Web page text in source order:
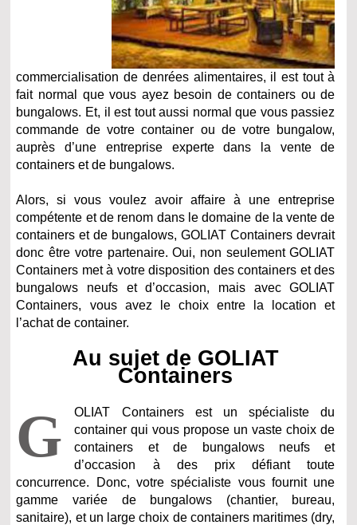
commercialisation de denrées alimentaires, il est tout à
fait normal que vous ayez besoin de containers ou de
bungalows. Et, il est tout aussi normal que vous passiez
commande de votre container ou de votre bungalow,
auprès d’une entreprise experte dans la vente de
containers et de bungalows.
Alors, si vous voulez avoir affaire à une entreprise
compétente et de renom dans le domaine de la vente de
containers et de bungalows, GOLIAT Containers devrait
donc être votre partenaire. Oui, non seulement GOLIAT
Containers met à votre disposition des containers et des
bungalows neufs et d’occasion, mais avec GOLIAT
Containers, vous avez le choix entre la location et
l’achat de container.
Au sujet de GOLIAT
Containers
G
OLIAT Containers est un spécialiste du
container qui vous propose un vaste choix de
containers et de bungalows neufs et
d’occasion à des prix défiant toute
concurrence. Donc, votre spécialiste vous fournit une
gamme variée de bungalows (chantier, bureau,
sanitaire), et un large choix de containers maritimes (dry,